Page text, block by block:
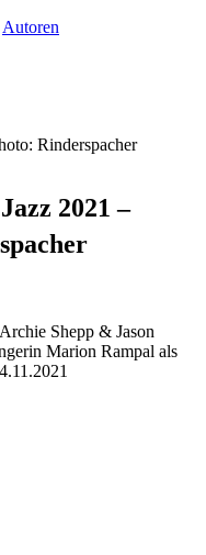
Autoren
2021 –
Shepp & Jason
Marion Rampal als